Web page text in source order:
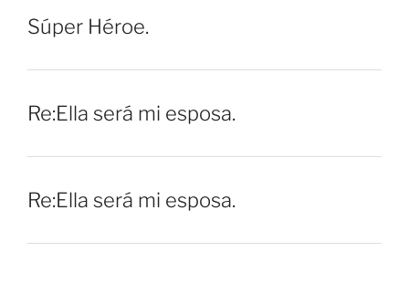
Súper Héroe.
Re:Ella será mi esposa.
Re:Ella será mi esposa.